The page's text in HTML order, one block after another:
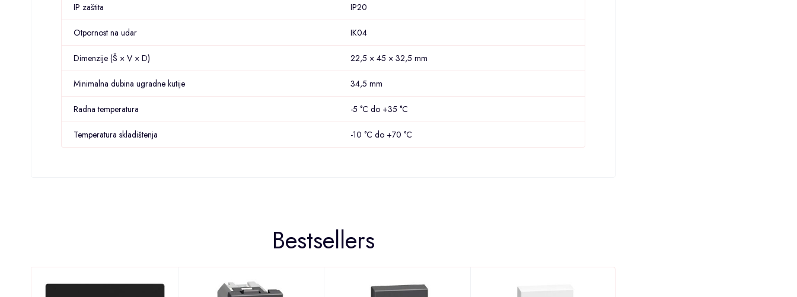
IP zaštita IP20
Otpornost na udar IK04
Dimenzije (Š × V × D) 22,5 × 45 × 32,5 mm
Minimalna dubina ugradne kutije 34,5 mm
Radna temperatura -5 °C do +35 °C
Temperatura skladištenja -10 °C do +70 °C
Bestsellers